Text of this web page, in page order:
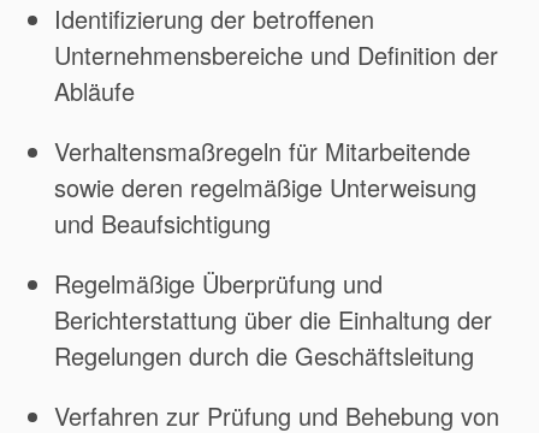
Identifizierung der betroffenen
Unternehmensbereiche und Definition der
Abläufe
Verhaltensmaßregeln für Mitarbeitende
sowie deren regelmäßige Unterweisung
und Beaufsichtigung
Regelmäßige Überprüfung und
Berichterstattung über die Einhaltung der
Regelungen durch die Geschäftsleitung
Verfahren zur Prüfung und Behebung von